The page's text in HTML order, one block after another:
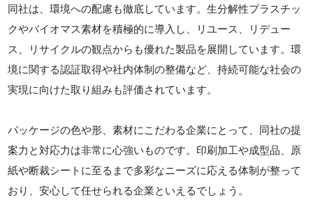
同社は、環境への配慮も徹底しています。生分解性プラスチッ
クやバイオマス素材を積極的に導入し、リユース、リデュー
ス、リサイクルの観点からも優れた製品を展開しています。環
境に関する認証取得や社内体制の整備など、持続可能な社会の
実現に向けた取り組みも評価されています。
パッケージの色や形、素材にこだわる企業にとって、同社の提
案力と対応力は非常に心強いものです。印刷加工や成型品、原
紙や断裁シートに至るまで多彩なニーズに応える体制が整って
おり、安心して任せられる企業といえるでしょう。